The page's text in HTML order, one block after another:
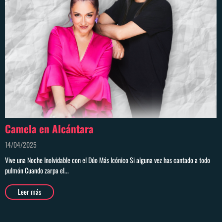
Camela en Alcántara
14/04/2025
Vive una Noche Inolvidable con el Dúo Más Icónico Si alguna vez has cantado a todo
pulmón Cuando zarpa el...
Leer más